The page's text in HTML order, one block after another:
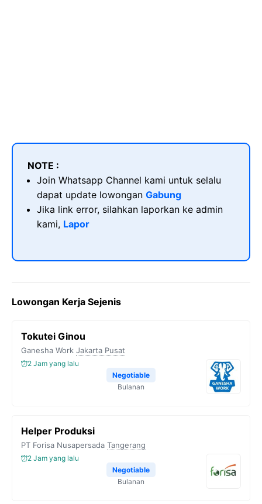
NOTE :
Join Whatsapp Channel kami untuk selalu
dapat update lowongan Gabung
Jika link error, silahkan laporkan ke admin
kami, Lapor
Lowongan Kerja Sejenis
Tokutei Ginou
Ganesha Work Jakarta Pusat
2 Jam yang lalu
Negotiable
Bulanan
Helper Produksi
PT Forisa Nusapersada Tangerang
2 Jam yang lalu
Negotiable
Bulanan